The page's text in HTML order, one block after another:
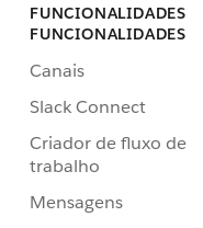
FUNCIONALIDADES
FUNCIONALIDADES
Canais
Slack Connect
Criador de fluxo de
trabalho
Mensagens